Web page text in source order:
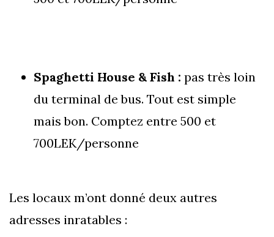
Spaghetti House & Fish : pas très loin
du terminal de bus. Tout est simple
mais bon. Comptez entre 500 et
700LEK/personne
Les locaux m’ont donné deux autres
adresses inratables :